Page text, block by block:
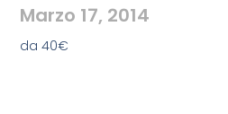
Marzo 17, 2014
da 40€